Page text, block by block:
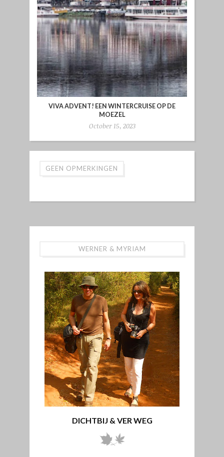
VIVA ADVENT! EEN WINTERCRUISE OP DE
MOEZEL
October 15, 2023
GEEN OPMERKINGEN
WERNER & MYRIAM
DICHTBIJ & VER WEG